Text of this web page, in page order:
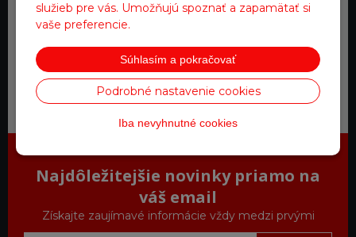
služieb pre vás. Umožňujú spoznať a zapamätať si
vaše preferencie.
Súhlasím a pokračovať
Podrobné nastavenie cookies
Iba nevyhnutné cookies
Tovar na sklade
Zákaznícky servis
a starostlivosť
Najdôležitejšie novinky priamo na
váš email
Získajte zaujímavé informácie vždy medzi prvými